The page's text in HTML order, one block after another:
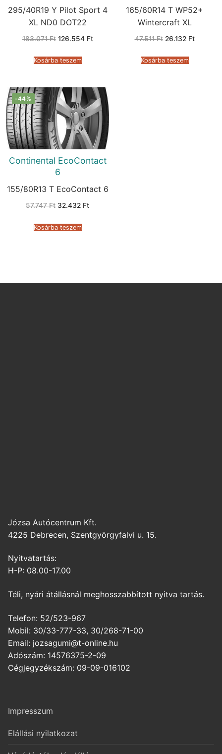
295/40R19 Y Pilot Sport 4
XL ND0 DOT22
183.071Ft Original
183.071 Ft.
126.554 FtCurrent
Kosárba teszem
165/60R14 T WP52+
Wintercraft XL
47.511Ft Original
47.511 Ft.
26.132 FtCurrent
Kosárba teszem
-44%
Continental EcoContact
6
155/80R13 T EcoContact 6
57.747Ft Original
57.747 Ft.
32.432 FtCurrent
Kosárba teszem
Józsa Autócentrum Kft.
4225 Debrecen, Szentgyörgyfalvi u. 15.
Nyitvatartás:
H-P: 08.00-17.00
Téli, nyári átállásnál meghosszabbított nyitva tartás.
Telefon: 52/523-967
Mobil: 30/33-777-33, 30/268-71-00
Email: jozsagumi@t-online.hu
Adószám: 14576375-2-09
Cégjegyzékszám: 09-09-016102
Impresszum
Elállási nyilatkozat